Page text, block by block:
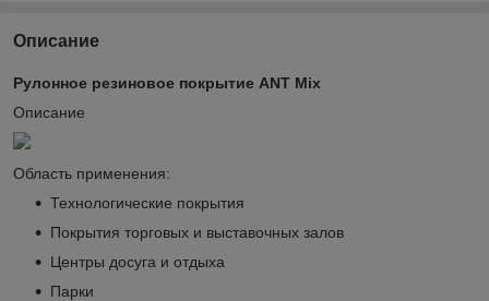
Описание
Рулонное резиновое покрытие ANT Мix
Описание
Область применения:
Технологические покрытия
Покрытия торговых и выставочных залов
Центры досуга и отдыха
Парки